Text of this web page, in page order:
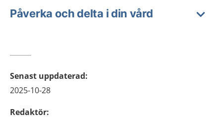
Påverka och delta i din vård
Senast uppdaterad:
2025-10-28
Redaktör: